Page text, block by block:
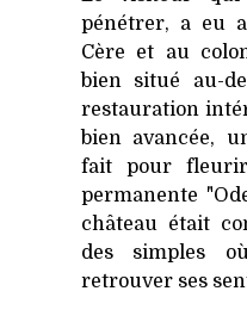
pénétrer, a eu
Cère et au
bien situé au-
restauration
bien avancée,
fait pour
permanente
château était
des simples
retrouver ses